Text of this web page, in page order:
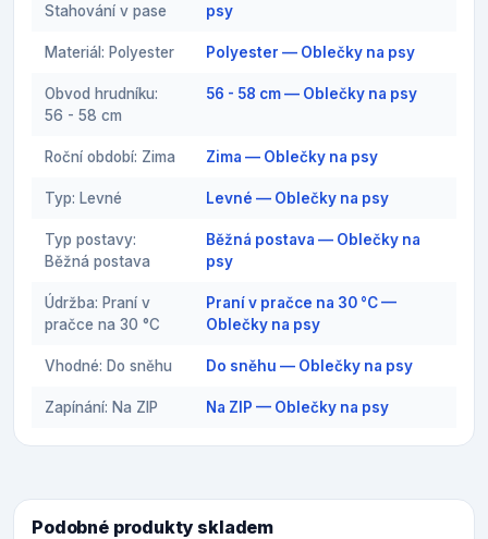
Stahování v pase
psy
Materiál: Polyester Polyester — Oblečky na psy
Obvod hrudníku:
56 - 58 cm
56 - 58 cm — Oblečky na psy
Roční období: Zima Zima — Oblečky na psy
Typ: Levné Levné — Oblečky na psy
Typ postavy:
Běžná postava
Běžná postava — Oblečky na
psy
Údržba: Praní v
pračce na 30 °C
Praní v pračce na 30 °C —
Oblečky na psy
Vhodné: Do sněhu Do sněhu — Oblečky na psy
Zapínání: Na ZIP Na ZIP — Oblečky na psy
Podobné produkty skladem